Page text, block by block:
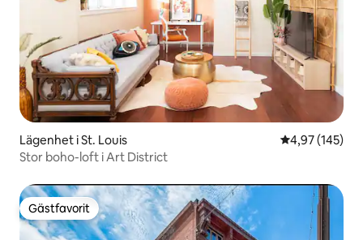
Lägenhet i St. Louis 4,97 av 5 i
4,97 (145)
Stor boho-loft i Art District
Gästfavorit
Gästfavorit